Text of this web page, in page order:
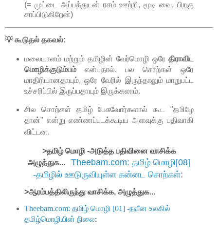
(= முட்டை அப்பத்துடன் ரசம் ஊற்றி, மூடி வை, பிறகு
சாப்பிடுகிறேன்)
💡 கூடுதல் தகவல்:
மலையாளம் மற்றும் தமிழின் வேர்மொழி ஒரேதிராவிட
மொழிக்குடும்பம்என்பதால், பல சொற்கள் ஒரே
மாதிரியானதாயும், ஒரே வேரில் இருந்தாலும் மாறுபட்ட
உச்சரிப்பில் இருப்பதாயும் இருக்கலாம்.
சில சொற்கள் தமிழ் பேசுவோர்களால் கூட "தமிழே
தான்" என்று எண்ணப்படக்கூடிய அளவுக்கு பதிவாகி
விட்டன.
>தமிழ் மொழி -அடுத்த பதிவினை வாசிக்க
அழுத்துக... Theebam.com: தமிழ் மொழி[08]
-தமிழில் ஊடுருவியுள்ள கன்னட சொற்கள்:
>ஆரம்பத்திலிருந்து வாசிக்க, அழுத்துக...
Theebam.com: தமிழ் மொழி [01] -நவீன உலகில்
தமிழ்மொழியின் நிலை: